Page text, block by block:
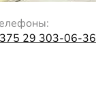
29 303-06-36